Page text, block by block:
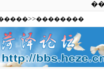
>>��������